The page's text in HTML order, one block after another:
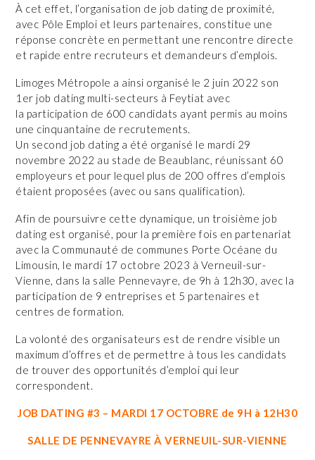
À cet effet, l’organisation de job dating de proximité,
avec Pôle Emploi et leurs partenaires, constitue une
réponse concrète en permettant une rencontre directe
et rapide entre recruteurs et demandeurs d’emplois.
Limoges Métropole a ainsi organisé le 2 juin 2022 son
1er job dating multi-secteurs à Feytiat avec
la participation de 600 candidats ayant permis au moins
une cinquantaine de recrutements.
Un second job dating a été organisé le mardi 29
novembre 2022 au stade de Beaublanc, réunissant 60
employeurs et pour lequel plus de 200 offres d’emplois
étaient proposées (avec ou sans qualification).
Afin de poursuivre cette dynamique, un troisième job
dating est organisé, pour la première fois en partenariat
avec la Communauté de communes Porte Océane du
Limousin, le mardi 17 octobre 2023 à Verneuil-sur-
Vienne, dans la salle Pennevayre, de 9h à 12h30, avec la
participation de 9 entreprises et 5 partenaires et
centres de formation.
La volonté des organisateurs est de rendre visible un
maximum d’offres et de permettre à tous les candidats
de trouver des opportunités d’emploi qui leur
correspondent.
JOB DATING #3 – MARDI 17 OCTOBRE de 9H à 12H30
SALLE DE PENNEVAYRE À VERNEUIL-SUR-VIENNE